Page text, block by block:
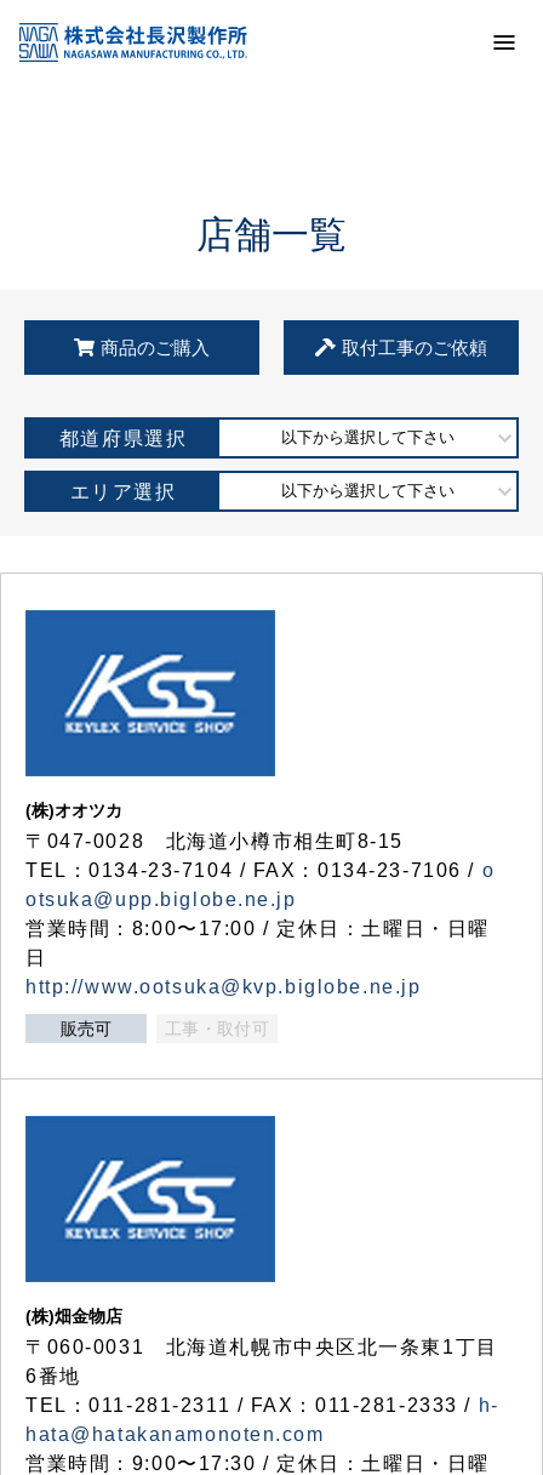
KSS加盟店・取扱店情報
店舗一覧
店舗一覧
商品のご購入 取付工事のご依頼
都道府県選択 以下から選択して下さい
エリア選択 以下から選択して下さい
(株)オオツカ
〒047-0028 北海道小樽市相生町8-15
TEL：0134-23-7104 / FAX：0134-23-7106 / o
otsuka@upp.biglobe.ne.jp
営業時間：8:00〜17:00 / 定休日：土曜日・日曜
日
http://www.ootsuka@kvp.biglobe.ne.jp
販売可 工事・取付可
(株)畑金物店
〒060-0031 北海道札幌市中央区北一条東1丁目
6番地
TEL：011-281-2311 / FAX：011-281-2333 / h-
hata@hatakanamonoten.com
営業時間：9:00〜17:30 / 定休日：土曜日・日曜